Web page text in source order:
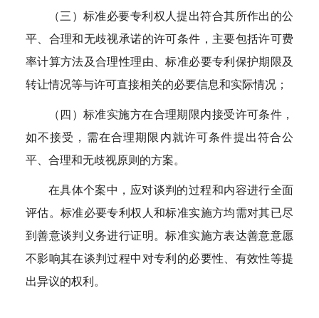
（三）标准必要专利权人提出符合其所作出的公
平、合理和无歧视承诺的许可条件，主要包括许可费
率计算方法及合理性理由、标准必要专利保护期限及
转让情况等与许可直接相关的必要信息和实际情况；
（四）标准实施方在合理期限内接受许可条件，
如不接受，需在合理期限内就许可条件提出符合公
平、合理和无歧视原则的方案。
在具体个案中，应对谈判的过程和内容进行全面
评估。标准必要专利权人和标准实施方均需对其已尽
到善意谈判义务进行证明。标准实施方表达善意意愿
不影响其在谈判过程中对专利的必要性、有效性等提
出异议的权利。